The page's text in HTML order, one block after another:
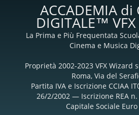
ACCADEMIA di
DIGITALE™ VFX
La Prima e Più Frequentata
Cinema e Musica
Proprietà 2002-2023 VFX
Roma, Via del
Partita IVA e Iscrizione CCIAA
26/2/2002 — Iscrizione REA
Capitale Sociale